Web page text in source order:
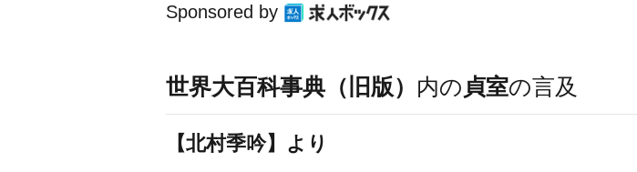
Sponsored by
世界大百科事典（旧版） 内の 貞室の言及
【北村季吟】より